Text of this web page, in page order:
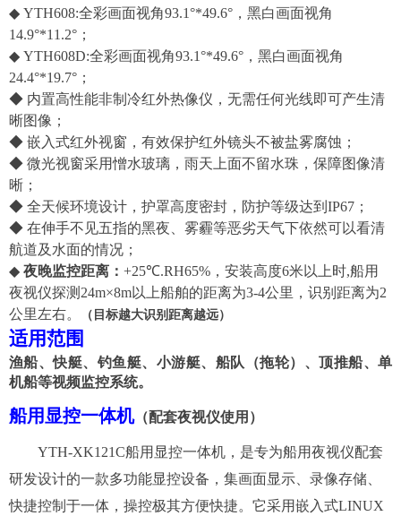
◆ YTH608:全彩画面视角93.1°*49.6°， 黑白画面视角
14.9°*11.2° ；
◆ YTH608D:全彩画面视角93.1°*49.6°， 黑白画面视角
24.4°*19.7° ；
◆ 内置高性能非制冷红外热像仪，无需任何光线即可产生清
晰图像；
◆ 嵌入式红外视窗，有效保护红外镜头不被盐雾腐蚀；
◆ 微光视窗采用憎水玻璃，雨天上面不留水珠，保障图像清
晰；
◆ 全天候环境设计，护罩高度密封，防护等级达到IP67 ；
◆ 在伸手不见五指的黑夜、雾霾等恶劣天气下依然可以看清
航道及水面的情况；
◆ 夜晚监控距离： +25℃.RH65% ， 安装高度6米以上时,船用
夜视仪探测24m×8m以上船舶的距离为3-4公里 ，识别距离为2
公里左右。
（ 目标越大识别距离越远）
适用范围
渔船、快艇、钓鱼艇、小游艇、 船队（拖轮）、顶推船、单
机船等视频监控系统。
船用显控一体机（配套夜视仪使用）
YTH-XK121C船用显控一体机，是专为船用夜视仪配套
研发设计的一款多功能显控设备，集画面显示、录像存储、
快捷控制于一体，操控极其方便快捷。它采用嵌入式LINUX